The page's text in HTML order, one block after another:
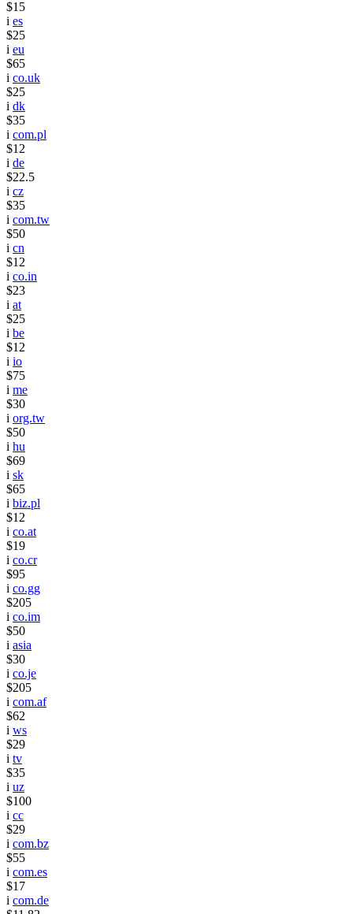
$15
i es
$25
i eu
$65
i co.uk
$25
i dk
$35
i com.pl
$12
i de
$22.5
i cz
$35
i com.tw
$50
i cn
$12
i co.in
$23
i at
$25
i be
$12
i io
$75
i me
$30
i org.tw
$50
i hu
$69
i sk
$65
i biz.pl
$12
i co.at
$19
i co.cr
$95
i co.gg
$205
i co.im
$50
i asia
$30
i co.je
$205
i com.af
$62
i ws
$29
i tv
$35
i uz
$100
i cc
$29
i com.bz
$55
i com.es
$17
i com.de